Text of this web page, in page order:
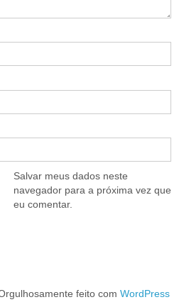
Salvar meus dados neste
navegador para a próxima vez que
eu comentar.
feito com WordPress